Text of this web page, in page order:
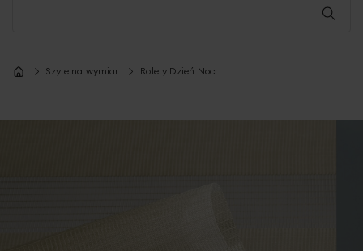
Szyte na wymiar Rolety Dzień Noc